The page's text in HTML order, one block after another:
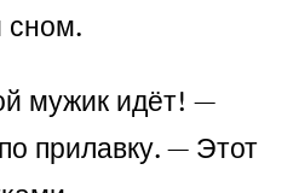
сном.
мужик идёт! —
прилавку. — Этот